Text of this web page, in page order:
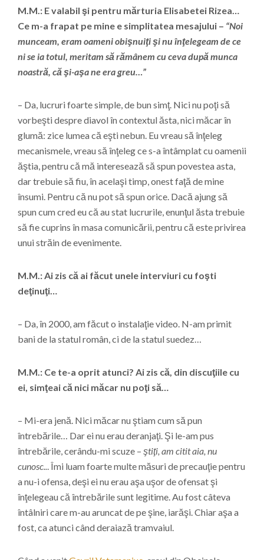
M.M.: E valabil şi pentru mărturia Elisabetei Rizea…
Ce m-a frapat pe mine e simplitatea mesajului – “Noi
munceam, eram oameni obişnuiţi şi nu înţelegeam de ce
ni se ia totul, meritam să rămânem cu ceva după munca
noastră, că şi-aşa ne era greu…”
– Da, lucruri foarte simple, de bun simţ. Nici nu poţi să
vorbeşti despre diavol în contextul ăsta, nici măcar în
glumă: zice lumea că eşti nebun. Eu vreau să înţeleg
mecanismele, vreau să înţeleg ce s-a întâmplat cu oamenii
ăştia, pentru că mă interesează să spun povestea asta,
dar trebuie să fiu, în acelaşi timp, onest faţă de mine
însumi. Pentru că nu pot să spun orice. Dacă ajung să
spun cum cred eu că au stat lucrurile, enunţul ăsta trebuie
să fie cuprins în masa comunicării, pentru că este privirea
unui străin de evenimente.
M.M.: Ai zis că ai făcut unele interviuri cu foşti
deţinuţi…
– Da, în 2000, am făcut o instalaţie video. N-am primit
bani de la statul român, ci de la statul suedez…
M.M.: Ce te-a oprit atunci? Ai zis că, din discuţiile cu
ei, simţeai că nici măcar nu poţi să…
– Mi-era jenă. Nici măcar nu ştiam cum să pun
întrebările… Dar ei nu erau deranjaţi. Şi le-am pus
întrebările, cerându-mi scuze – ştiţi, am citit aia, nu
cunosc... Îmi luam foarte multe măsuri de precauţie pentru
a nu-i ofensa, deşi ei nu erau aşa uşor de ofensat şi
înţelegeau că întrebările sunt legitime. Au fost câteva
întâlniri care m-au aruncat de pe şine, iarăşi. Chiar aşa a
fost, ca atunci când deraiază tramvaiul.